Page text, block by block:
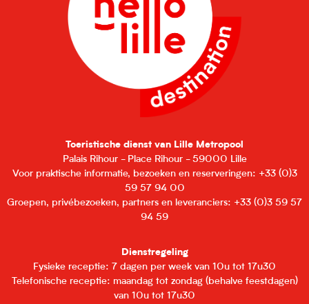
Toeristische dienst van Lille Metropool
Palais Rihour - Place Rihour - 59000 Lille
Voor praktische informatie, bezoeken en reserveringen: +33 (0)3
59 57 94 00
Groepen, privébezoeken, partners en leveranciers: +33 (0)3 59 57
94 59
Dienstregeling
Fysieke receptie: 7 dagen per week van 10u tot 17u30
Telefonische receptie: maandag tot zondag (behalve feestdagen)
van 10u tot 17u30